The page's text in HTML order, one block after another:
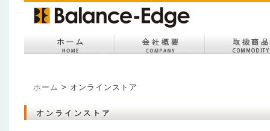
ホーム > オンラインストア